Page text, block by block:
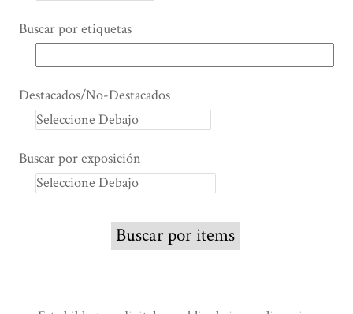
Buscar por etiquetas
Destacados/No-Destacados
Buscar por exposición